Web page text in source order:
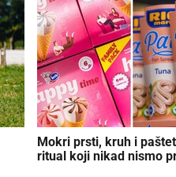
Mokri prsti, kruh i
ritual koji nikad nismo